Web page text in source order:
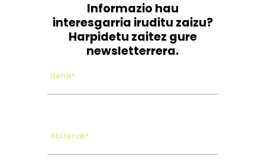
Informazio hau
interesgarria iruditu zaizu?
Harpidetu zaitez gure
newsletterrera.
Izena*
Abizenak*